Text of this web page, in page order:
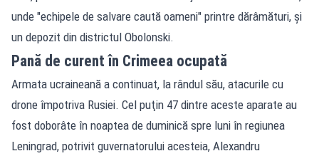
unde "echipele de salvare caută oameni" printre dărâmături, şi
un depozit din districtul Obolonski.
Pană de curent în Crimeea ocupată
Armata ucraineană a continuat, la rândul său, atacurile cu
drone împotriva Rusiei. Cel puţin 47 dintre aceste aparate au
fost doborâte în noaptea de duminică spre luni în regiunea
Leningrad, potrivit guvernatorului acesteia, Alexandru